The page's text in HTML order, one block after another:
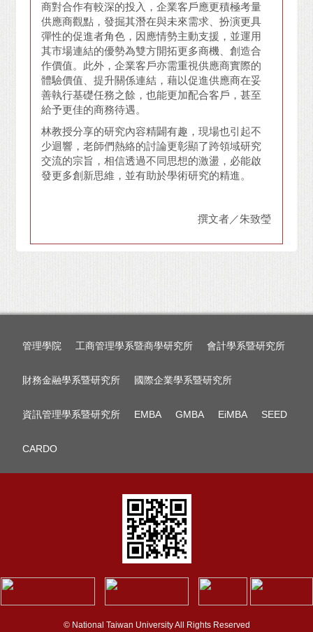
商對合作有較深的投入，企業客戶應更積極考量
供應商觀點，發掘其潛在與未來需求、扮演更具
彈性的促進者角色，因應情勢主動支援，並運用
其市場連結的優勢為雙方開拓更多商機、創造合
作價值。此外，企業客戶亦需重視供應商實際的
體驗價值、提升關係連結，藉以促進供應商在妥
善執行基礎任務之餘，也能更加配合客戶，甚至
給予更佳的商務待遇。
林教授分享的研究內容精闢有趣，現場也引起不
少迴響，老師們熱絡的討論更彰顯了跨領域研究
交流的宗旨，相信透過不同思想的激盪，必能啟
發更多創新思維，並有助於學術研究的精進。
撰文者／朱致瑩
管理學院 工商管理學系暨商學研究所 會計學系暨研究所
財務金融學系暨研究所 國際企業學系暨研究所
資訊管理學系暨研究所 EMBA GMBA EiMBA SEED
CARDO
© National Taiwan University All Rights Reserved